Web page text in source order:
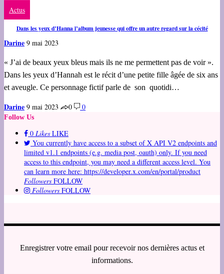
Actus
Dans les yeux d’Hanna l’album jeunesse qui offre un autre regard sur la cécité
Darine 9 mai 2023
« J’ai de beaux yeux bleus mais ils ne me permettent pas de voir ».
Dans les yeux d’Hannah est le récit d’une petite fille âgée de six ans
et aveugle. Ce personnage fictif parle de son quotidi…
Darine 9 mai 2023 0 0
Follow Us
0 Likes LIKE
You currently have access to a subset of X API V2 endpoints and
limited v1.1 endpoints (e.g. media post, oauth) only. If you need
access to this endpoint, you may need a different access level. You
can learn more here: https://developer.x.com/en/portal/product
Followers FOLLOW
Followers FOLLOW
Enregistrer votre email pour recevoir nos dernières actus et
informations.